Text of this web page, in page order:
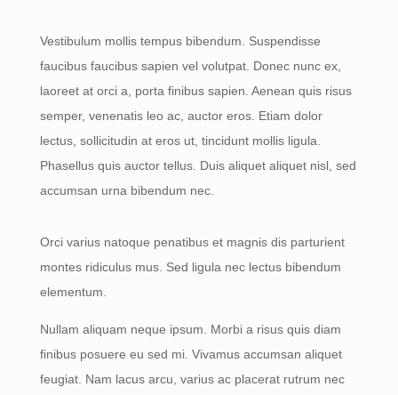
Vestibulum mollis tempus bibendum. Suspendisse
faucibus faucibus sapien vel volutpat. Donec nunc ex,
laoreet at orci a, porta finibus sapien. Aenean quis risus
semper, venenatis leo ac, auctor eros. Etiam dolor
lectus, sollicitudin at eros ut, tincidunt mollis ligula.
Phasellus quis auctor tellus. Duis aliquet aliquet nisl, sed
accumsan urna bibendum nec.
Orci varius natoque penatibus et magnis dis parturient
montes ridiculus mus. Sed ligula nec lectus bibendum
elementum.
Nullam aliquam neque ipsum. Morbi a risus quis diam
finibus posuere eu sed mi. Vivamus accumsan aliquet
feugiat. Nam lacus arcu, varius ac placerat rutrum nec